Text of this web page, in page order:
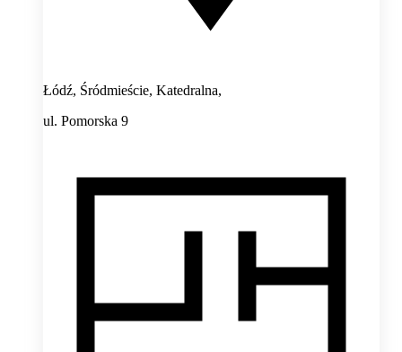
Łódź, Śródmieście, Katedralna,
ul. Pomorska 9